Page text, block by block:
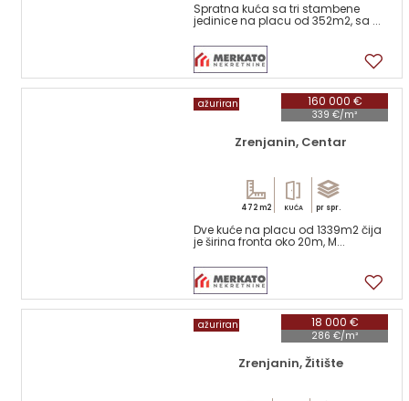
Spratna kuća sa tri stambene
jedinice na placu od 352m2, sa ...
160 000 €
339 €/m²
ažuriran
Zrenjanin, Centar
472 m2 KUĆA pr spr.
Dve kuće na placu od 1339m2 čija
je širina fronta oko 20m, M...
18 000 €
286 €/m²
ažuriran
Zrenjanin, Žitište